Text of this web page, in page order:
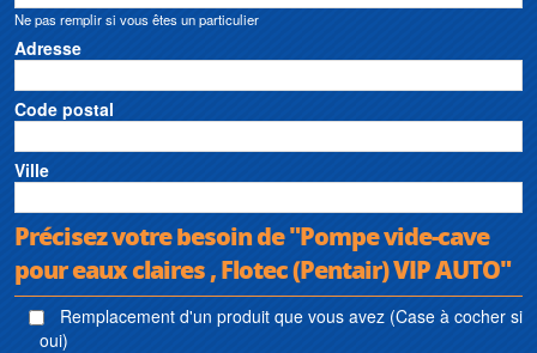
Ne pas remplir si vous êtes un particulier
Adresse
Code postal
Ville
Précisez votre besoin de "Pompe vide-cave
pour eaux claires , Flotec (Pentair) VIP AUTO"
Remplacement d'un produit que vous avez (Case à cocher si
oui)